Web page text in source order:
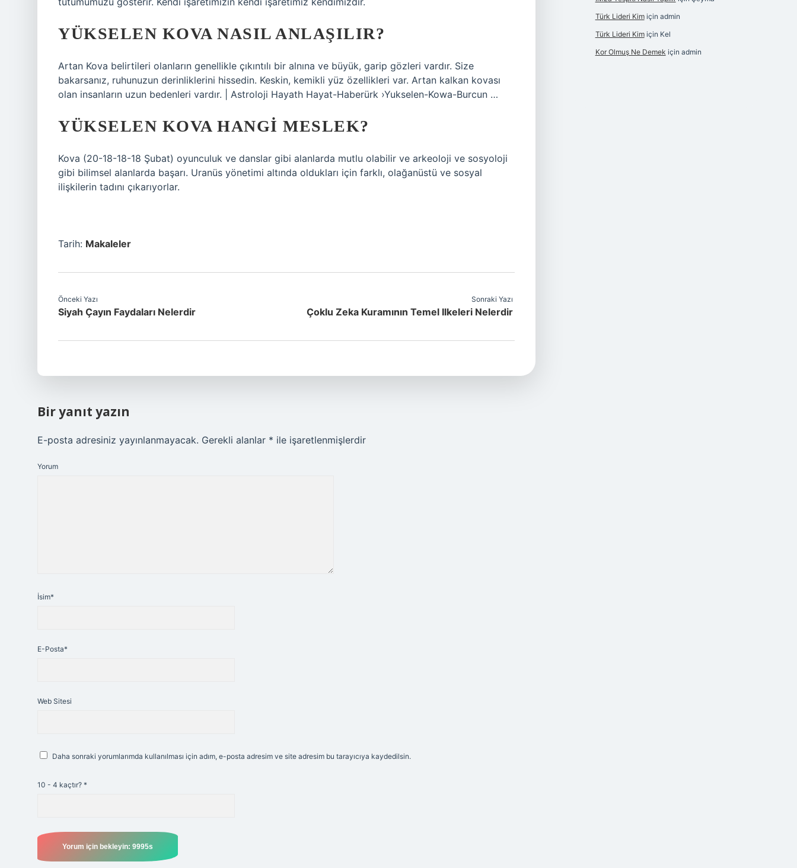
YÜKSELEN KOVA NASIL ANLAŞILIR?
Artan Kova belirtileri olanların genellikle çıkıntılı bir alnına ve büyük, garip gözleri vardır. Size
bakarsanız, ruhunuzun derinliklerini hissedin. Keskin, kemikli yüz özellikleri var. Artan kalkan kovası
olan insanların uzun bedenleri vardır. | Astroloji Hayath Hayat-Haberürk ›Yukselen-Kowa-Burcun …
YÜKSELEN KOVA HANGI MESLEK?
Kova (20-18-18-18 Şubat) oyunculuk ve danslar gibi alanlarda mutlu olabilir ve arkeoloji ve sosyoloji
gibi bilimsel alanlarda başarı. Uranüs yönetimi altında oldukları için farklı, olağanüstü ve sosyal
ilişkilerin tadını çıkarıyorlar.
Tarih: Makaleler
Önceki Yazı
Siyah Çayın Faydaları Nelerdir
Sonraki Yazı
Çoklu Zeka Kuramının Temel Ilkeleri Nelerdir
Bir yanıt yazın
E-posta adresiniz yayınlanmayacak. Gerekli alanlar * ile işaretlenmişlerdir
Yorum
İsim*
E-Posta*
Web Sitesi
Daha sonraki yorumlarımda kullanılması için adım, e-posta adresim ve site adresim bu tarayıcıya kaydedilsin.
10 - 4 kaçtır? *
Türk Lideri Kimiçin admin
Türk Lideri Kimiçin Kel
Kor Olmuş Ne Demek için admin